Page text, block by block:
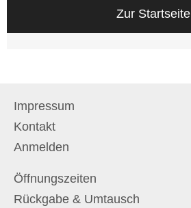
Zur Startseite
Impressum
Kontakt
Anmelden
Öffnungszeiten
Rückgabe & Umtausch